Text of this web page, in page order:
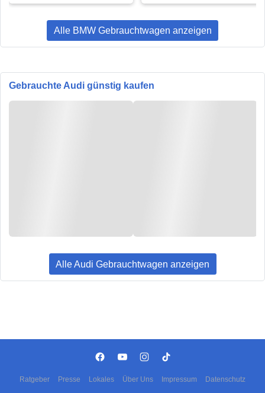
Alle BMW Gebrauchtwagen anzeigen
Gebrauchte Audi günstig kaufen
Alle Audi Gebrauchtwagen anzeigen
Ratgeber Presse Lokales Über Uns Impressum Datenschutz